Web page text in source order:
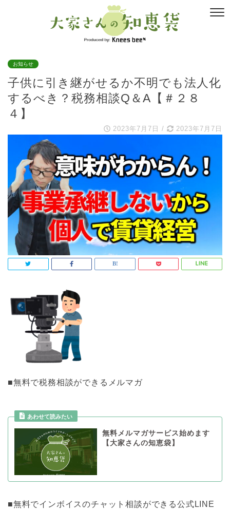
お知らせ
子供に引き継がせるか不明でも法人化
するべき？税務相談Q＆A【＃２８
４】
2023年7月7日 / 2023年7月7日
■無料で税務相談ができるメルマガ
あわせて読みたい
無料メルマガサービス始めます
【大家さんの知恵袋】
■無料でインボイスのチャット相談ができる公式LINE